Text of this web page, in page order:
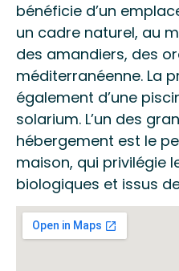
bénéficie d’un
un cadre naturel, au
des amandiers, des
méditerranéenne. La
également d’une
solarium. L’un des
hébergement est le
maison, qui privilégie
biologiques et issus